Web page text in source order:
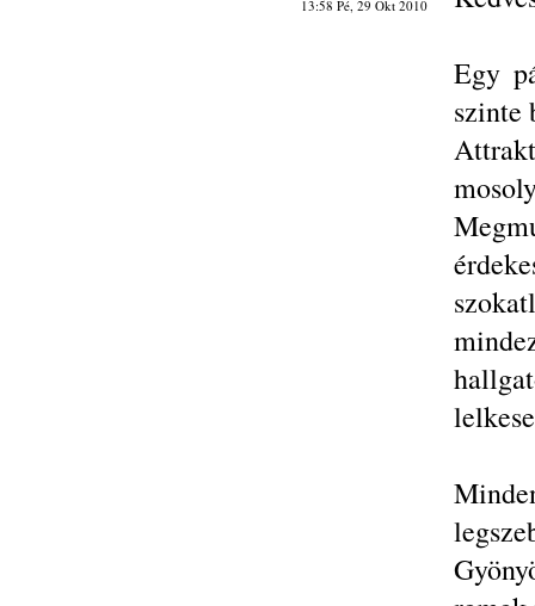
13:58 Pé, 29 Okt 2010
Egy
szinte